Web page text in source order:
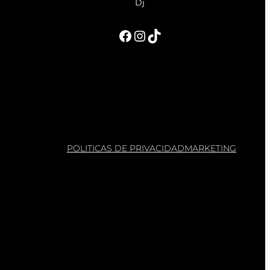
Dj
Facebook InstagramTikTok
POLITICAS DE PRIVACIDADMARKETING